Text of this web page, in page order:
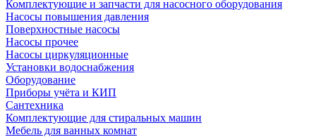
Комплектующие и запчасти для насосного оборудования
Насосы повышения давления
Поверхностные насосы
Насосы прочее
Насосы циркуляционные
Установки водоснабжения
Оборудование
Приборы учёта и КИП
Сантехника
Комплектующие для стиральных машин
Мебель для ванных комнат